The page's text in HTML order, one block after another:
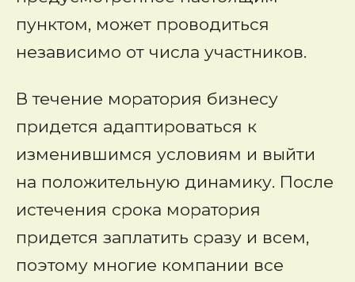
пунктом, может проводиться
независимо от числа участников.
В течение моратория бизнесу
придется адаптироваться к
изменившимся условиям и выйти
на положительную динамику. После
истечения срока моратория
придется заплатить сразу и всем,
поэтому многие компании все